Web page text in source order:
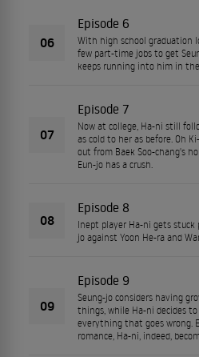
06
Episode 6
With high school graduation
few part-time jobs to get
keeps running into him in
07
Episode 7
Now at college, Ha-ni still
as cold to her as before. Oh
out from Baek Soo-chang's
Eun-jo has a crush.
08
Episode 8
Inept player Ha-ni gets
jo against Yoon He-ra and
09
Episode 9
Seung-jo considers having
things, while Ha-ni decides
everything that goes wrong.
romance, Ha-ni, indeed,